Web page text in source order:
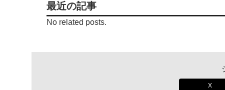
最近の記事
No related posts.
X